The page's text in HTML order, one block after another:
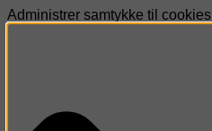
Administrer samtykke til cookies